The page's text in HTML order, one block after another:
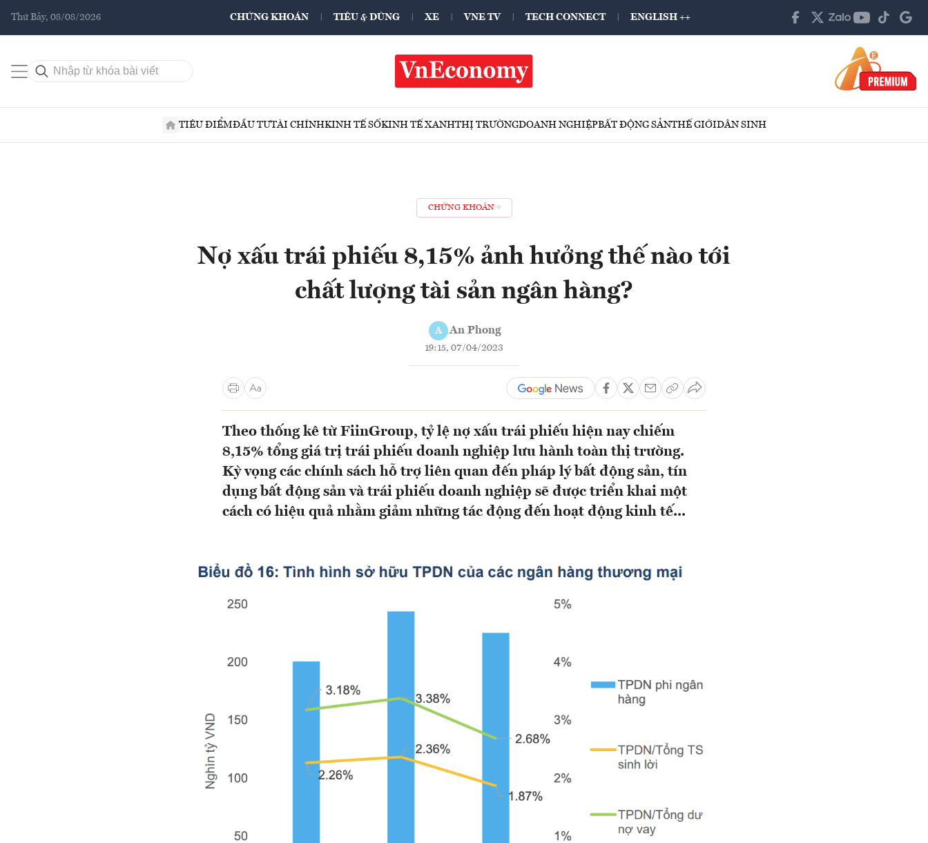
Thứ Bảy, 08/08/2026 CHỨNG KHOÁN TIÊU & DÙNG XE VNE TV TECH CONNECT ENGLISH ++
TIÊU ĐIỂMĐẦU TƯTÀI CHÍNHKINH TẾ SỐKINH TẾ XANHTHỊ TRƯỜNGDOANH NGHIỆPBẤT ĐỘNG SẢNTHẾ GIỚIDÂN SINH
CHỨNG KHOÁN
Nợ xấu trái phiếu 8,15% ảnh hưởng thế nào tới
chất lượng tài sản ngân hàng?
A An Phong
19:15, 07/04/2023
Theo thống kê từ FiinGroup, tỷ lệ nợ xấu trái phiếu hiện nay chiếm
8,15% tổng giá trị trái phiếu doanh nghiệp lưu hành toàn thị trường.
Kỳ vọng các chính sách hỗ trợ liên quan đến pháp lý bất động sản, tín
dụng bất động sản và trái phiếu doanh nghiệp sẽ được triển khai một
cách có hiệu quả nhằm giảm những tác động đến hoạt động kinh tế...